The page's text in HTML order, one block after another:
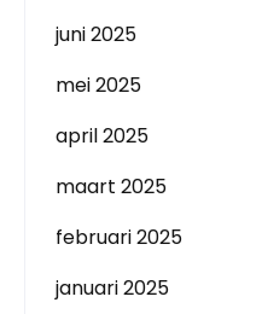
juni 2025
mei 2025
april 2025
maart 2025
februari 2025
januari 2025